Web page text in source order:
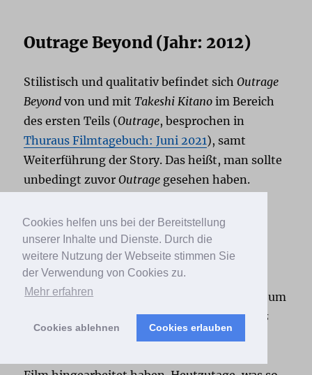
Cookies helfen uns bei der Bereitstellung
unserer Inhalte und Dienste. Durch die
weitere Nutzung der Webseite stimmen Sie
der Verwendung von Cookies zu.
Mehr erfahren
Cookies ablehnen Cookies erlauben
Outrage Beyond (Jahr: 2012)
Stilistisch und qualitativ befindet sichOutrage
Beyond von und mitTakeshi Kitano im Bereich
des ersten Teils (Outrage, besprochen in
Thuraus Filmtagebuch: Juni 2021), samt
Weiterführung der Story. Das heißt, man sollte
unbedingt zuvorOutrage gesehen haben.
The Avengers (Jahr: 2012)
Endlich ist die lustige Schar weltrettender
Marvel-Held*innen zusammengekommen, um
gemeinsam zu agieren. Damals warAvengers
ein Filmereignis, weil mehrere Filme mit